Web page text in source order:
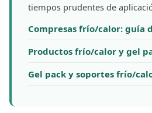
tiempos prudentes de
Compresas frío/calor: guía
Productos frío/calor y gel
Gel pack y soportes frío/